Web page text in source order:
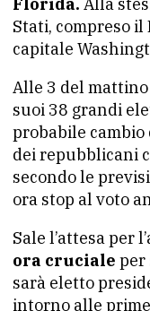
Florida. Alla
Stati, compreso
capitale
Alle 3 del
suoi 38 grandi
probabile
dei repubblicani
secondo le
ora stop al voto
Sale l’attesa per
ora cruciale per
sarà eletto
intorno alle